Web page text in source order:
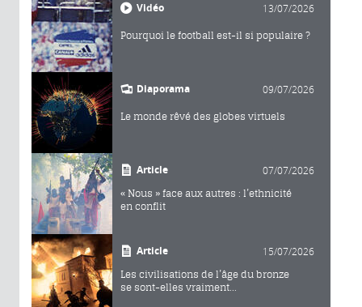
Vidéo 13/07/2026
Pourquoi le football est-il si populaire ?
Diaporama 09/07/2026
Le monde rêvé des globes virtuels
Article 07/07/2026
« Nous » face aux autres : l’ethnicité
en conflit
Article 15/07/2026
Les civilisations de l’âge du bronze
se sont-elles vraiment...